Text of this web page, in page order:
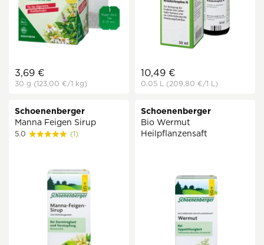
3,69 €
30 g (123,00 €/1 kg)
10,49 €
0.05 L (209,80 €/1 L)
Schoenenberger
Manna Feigen Sirup
5.0 (1)
Schoenenberger
Bio Wermut
Heilpflanzensaft